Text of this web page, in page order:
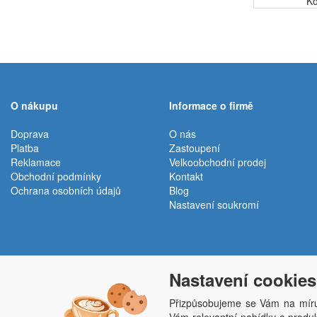
O nákupu
Doprava
Platba
Reklamace
Obchodní podmínky
Ochrana osobních údajů
Informace o firmě
O nás
Zastoupení
Velkoobchodní prodej
Kontakt
Blog
Nastavení soukromí
Nastavení cookies
Přizpůsobujeme se Vám na